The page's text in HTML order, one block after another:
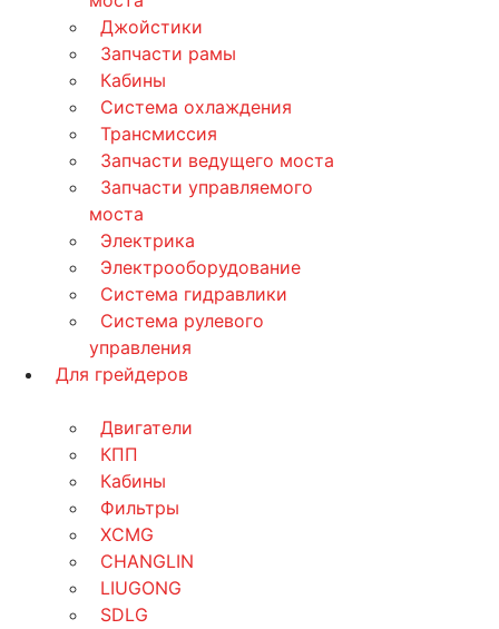
Джойстики
Запчасти рамы
Кабины
Система охлаждения
Трансмиссия
Запчасти ведущего моста
Запчасти управляемого
моста
Электрика
Электрооборудование
Система гидравлики
Система рулевого
управления
Для грейдеров
Двигатели
КПП
Кабины
Фильтры
XCMG
CHANGLIN
LIUGONG
SDLG